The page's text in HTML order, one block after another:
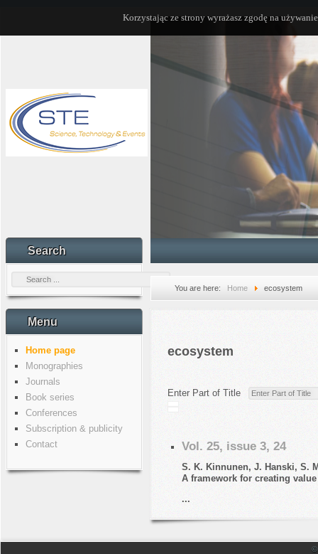
Korzystając ze strony wyrażasz zgodę na
Search
Menu
Home page
Monographies
Journals
Book series
Conferences
Subscription & publicity
Contact
You are here: Home ecosystem
ecosystem
Enter Part of Title
Vol. 25, issue 3, 24
S. K. Kinnunen, J. Hanski, S.
A framework for creating
...
©